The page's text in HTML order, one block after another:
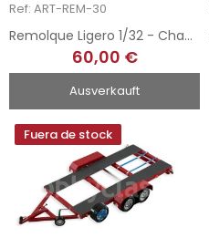
Ref: ART-REM-30
Remolque Ligero 1/32 - Chapa Metálica
60,00 €
Ausverkauft
Fuera de stock